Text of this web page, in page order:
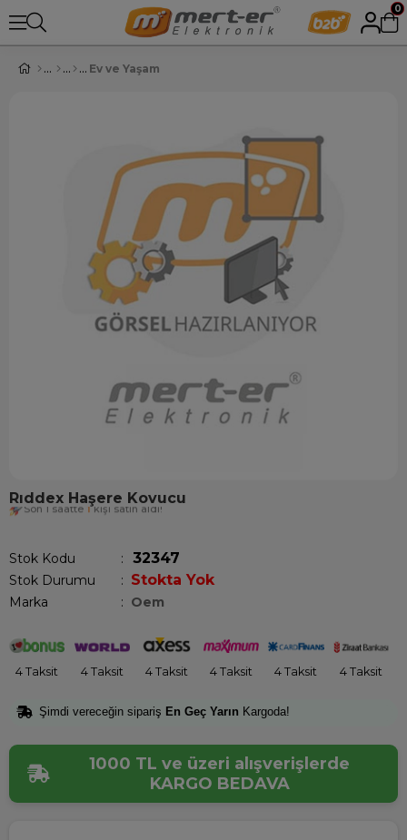
0
Ev ve Yaşam
Rıddex Haşere Kovucu
Son 1 saatte 1 kişi satın aldı!
Stok Kodu 32347
Stok Durumu : Stokta Yok
Marka : Oem
4 Taksit 4 Taksit 4 Taksit 4 Taksit 4 Taksit 4 Taksit
Şimdi vereceğin sipariş En Geç Yarın Kargoda!
1000 TL ve üzeri alışverişlerde
KARGO BEDAVA